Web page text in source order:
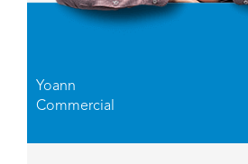
Yoann
Commercial